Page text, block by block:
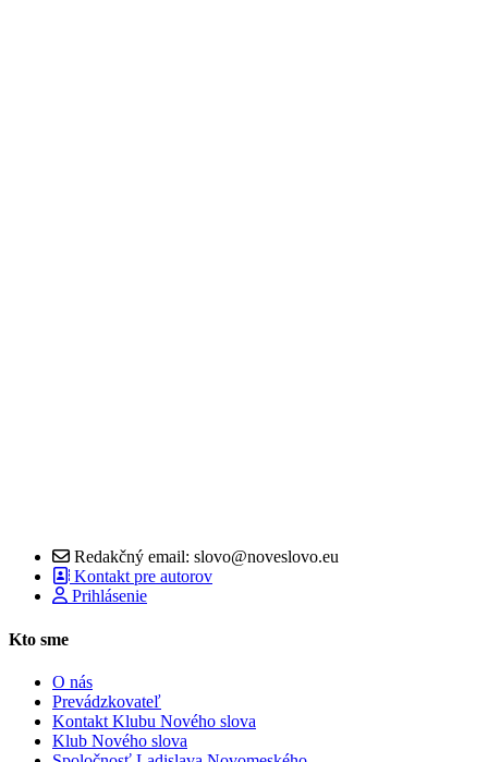
Redakčný email: slovo@noveslovo.eu
Kontakt pre autorov
Prihlásenie
Kto sme
O nás
Prevádzkovateľ
Kontakt Klubu Nového slova
Klub Nového slova